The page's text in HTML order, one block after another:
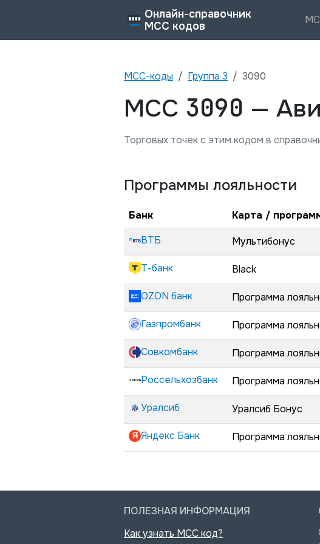
Онлайн-справочник
MCC кодов
MCC-коды Группа 3 3090
MCC 3090 —
Торговых точек с этим кодом в
Программы лояльности
Банк Карта /
ВТБ
Мультибонус
Т-банк Black
OZON банк Программа
Газпромбанк Программа
Совкомбанк Программа
Россельхозбанк Программа
Уралсиб Уралсиб Бонус
Яндекс Банк Программа
ПОЛЕЗНАЯ ИНФОРМАЦИЯ
Как узнать MCC код?